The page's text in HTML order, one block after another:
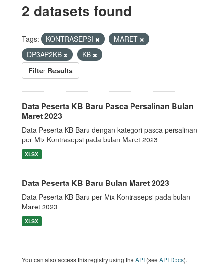
2 datasets found
Tags: KONTRASEPSI
MARET
DP3AP2KB
KB
Filter Results
Data Peserta KB Baru Pasca Persalinan Bulan
Maret 2023
Data Peserta KB Baru dengan kategori pasca persalinan
per Mix Kontrasepsi pada bulan Maret 2023
XLSX
Data Peserta KB Baru Bulan Maret 2023
Data Peserta KB Baru per Mix Kontrasepsi pada bulan
Maret 2023
XLSX
You can also access this registry using the API (see API Docs).